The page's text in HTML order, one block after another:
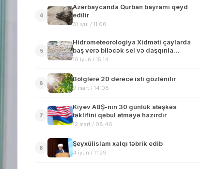
4
Azərbaycanda Qurban bayramı qeyd
edilir
31 iyul / 11:08
5
Hidrometeorologiya Xidməti çaylarda
baş verə biləcək sel və daşqınla
əlaqədar vətəndaşlara müraciət edib
10 iyun / 15:14
6
Bölglərə 20 dərəcə isti gözlənilir
9 mart / 14:08
7
Kiyev ABŞ-nin 30 günlük atəşkəs
təklifini qəbul etməyə hazırdır
12 mart / 08:46
8
Şeyxülislam xalqı təbrik edib
4 iyun / 11:29